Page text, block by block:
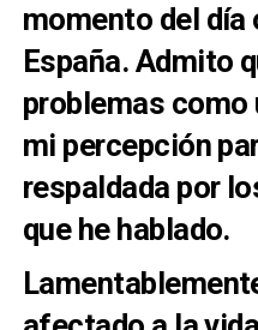
momento del día
España. Admito
problemas
mi percepción
respaldada por
que he hablado.